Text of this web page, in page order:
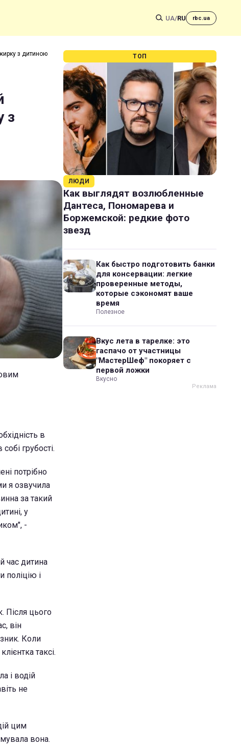
UA/RU rbc.ua
з дитиною
з
в
грубості.
потрібно
я озвучила
за такий
у
-
час дитина
поліцію і
Після цього
він
Коли
таксі.
і водій
не
цим
вона.
ТОП
ЛЮДИ
Как выглядят возлюбленные
Дантеса, Пономарева и
Боржемской: редкие фото
звезд
Как быстро подготовить банки
для консервации: легкие
проверенные методы,
которые сэкономят ваше
время
Полезное
Вкус лета в тарелке: это
гаспачо от участницы
"МастерШеф" покоряет с
первой ложки
Вкусно